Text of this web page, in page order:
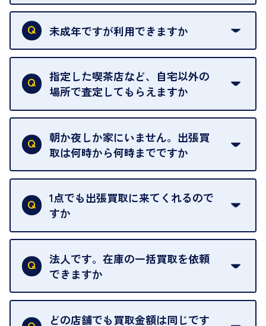
本人確認書類をご用意ください。ご利用になれる書
類はこちらをご確認ください。
未成年ですが利用できますか
18歳未満の方は、保護者の同意があってもご利用い
ただけません。
指定した喫茶店など、自宅以外の
場所で査定してもらえますか
ご自宅以外での査定はお引き受けできません。ご指
定のお店や、ほかのお客様への迷惑となることが考
えられるためです。
朝か夜しか家にいません。出張買
取は何時から何時までですか
ご訪問可能時間は、10時から19時です。
ただし、お品物の種類や量によっては対応させてい
ただくことがあります。
1点でも出張買取に来てくれるので
すか
はい。1点でもお伺いします。
法人です。在庫の一括買取を依頼
できますか
はい。喜んで承ります。出張買取をご利用くださ
い。
どの店舗でも買取金額は同じです